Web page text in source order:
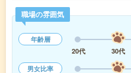
職場の雰囲気
年齢層
20代
30代
男女比率